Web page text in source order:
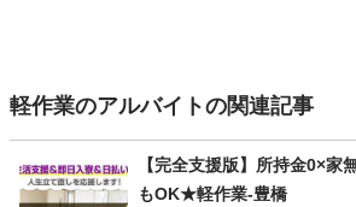
軽作業のアルバイトの関連記事
【完全支援版】所持金0×
もOK★軽作業-豊橋